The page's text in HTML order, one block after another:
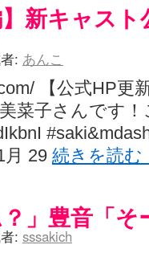
】新キャス
: あんこ
【公式HP更
菜子さんです
月 29 続きを読む
」豊音「そ
: sssakich